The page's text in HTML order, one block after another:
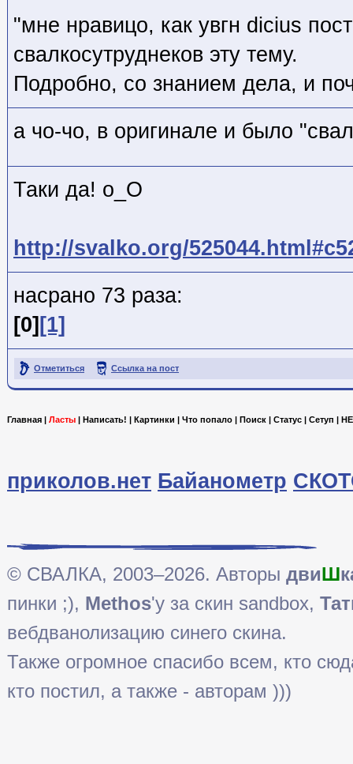
"мне нравицо, как увгн dicius
свалкосутруднеков эту тему.
Подробно, со знанием дела, и
а чо-чо, в оригинале и было
Таки да! o_O
http://svalko.org/
насрано 73 раза:
[0] [1]
Отметиться Ссылка на пост
Главная | Ласты | Написать! | Картинки | Что попало | Поиск | Статус | Сетуп |
приколов.нет Байанометр
© СВАЛКА, 2003–2026. Авторы двиШ
пинки ;), Methos'у за скин sandbox,
вебдванолизацию синего скина.
Также огромное спасибо всем, кто
кто постил, а также - авторам )))